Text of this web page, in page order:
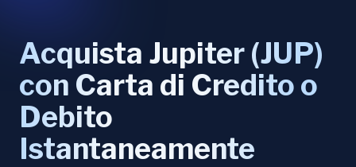
Acquista Jupiter (JUP)
con Carta di Credito o
Debito
Istantaneamente